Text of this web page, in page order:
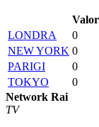
LONDRA
0
NEW YORK 0
PARIGI
0
TOKYO
0
Network Rai
TV